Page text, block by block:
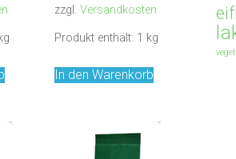
kg
zzgl.Versandkosten
Produkt enthält: 1 kg
In den Warenkorb